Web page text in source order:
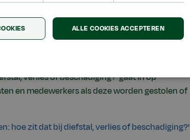
van stagebedrijven.
verlies of beschadiging?' gaat in op
en medewerkers als deze worden gestolen of
hoe zit dat bij diefstal, verlies of beschadiging?'
ALLE COOKIES ACCEPTEREN